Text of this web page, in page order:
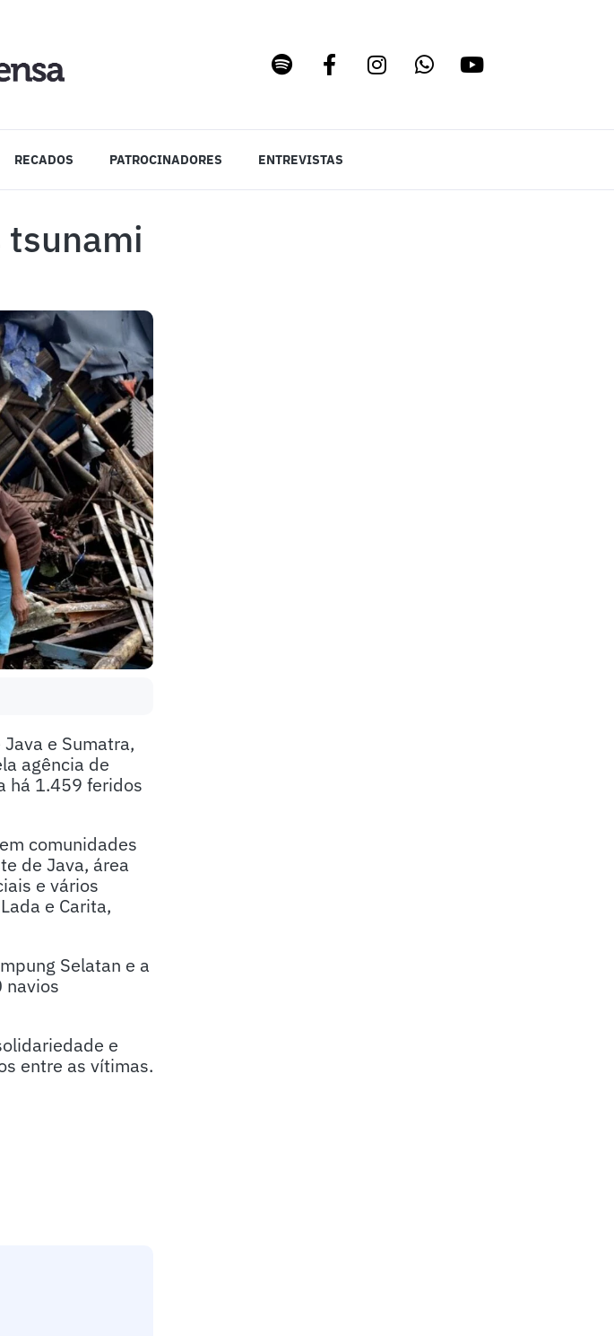
RECADOS PATROCINADORES ENTREVISTAS
e Sumatra,
agência de
há 1.459 feridos
comunidades
de Java, área
e vários
e Carita,
Selatan e a
navios
e
entre as vítimas.